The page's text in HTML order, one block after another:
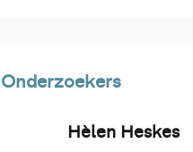
Onderzoekers
Hèlen Heskes